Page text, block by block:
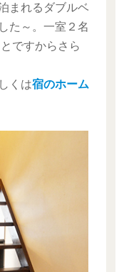
まれるダブルベ
た～。一室２名
ですからさら
くは宿のホーム